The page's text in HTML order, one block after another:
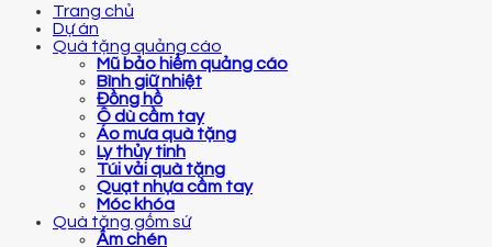
Trang chủ
Dự án
Quà tặng quảng cáo
Mũ bảo hiểm quảng cáo
Bình giữ nhiệt
Đồng hồ
Ô dù cầm tay
Áo mưa quà tặng
Ly thủy tinh
Túi vải quà tặng
Quạt nhựa cầm tay
Móc khóa
Quà tặng gốm sứ
Ấm chén